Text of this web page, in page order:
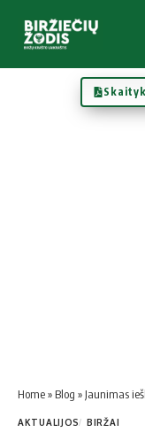
Home» Blog » Jaunimas
AKTUALIJOS BIRŽAI